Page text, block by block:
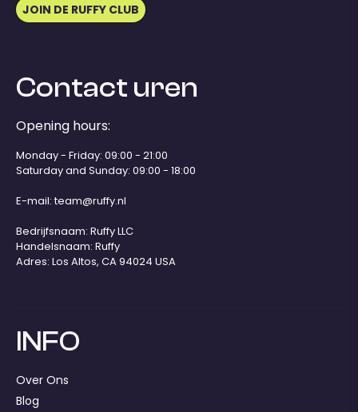
JOIN DE RUFFY CLUB
Contact uren
Opening hours:
Monday - Friday: 09:00 - 21:00
Saturday and Sunday: 09:00 - 18:00
E-mail:team@ruffy.nl
Bedrijfsnaam: Ruffy LLC
Handelsnaam: Ruffy
Adres: Los Altos, CA 94024 USA
INFO
Over Ons
Blog